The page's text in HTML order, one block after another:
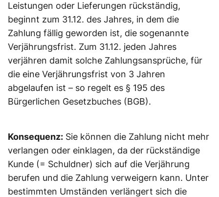
Leistungen oder Lieferungen rückständig,
beginnt zum 31.12. des Jahres, in dem die
Zahlung fällig geworden ist, die sogenannte
Verjährungsfrist. Zum 31.12. jeden Jahres
verjähren damit solche Zahlungsansprüche, für
die eine Verjährungsfrist von 3 Jahren
abgelaufen ist – so regelt es § 195 des
Bürgerlichen Gesetzbuches (BGB).
Konsequenz: Sie können die Zahlung nicht mehr
verlangen oder einklagen, da der rückständige
Kunde (= Schuldner) sich auf die Verjährung
berufen und die Zahlung verweigern kann. Unter
bestimmten Umständen verlängert sich die